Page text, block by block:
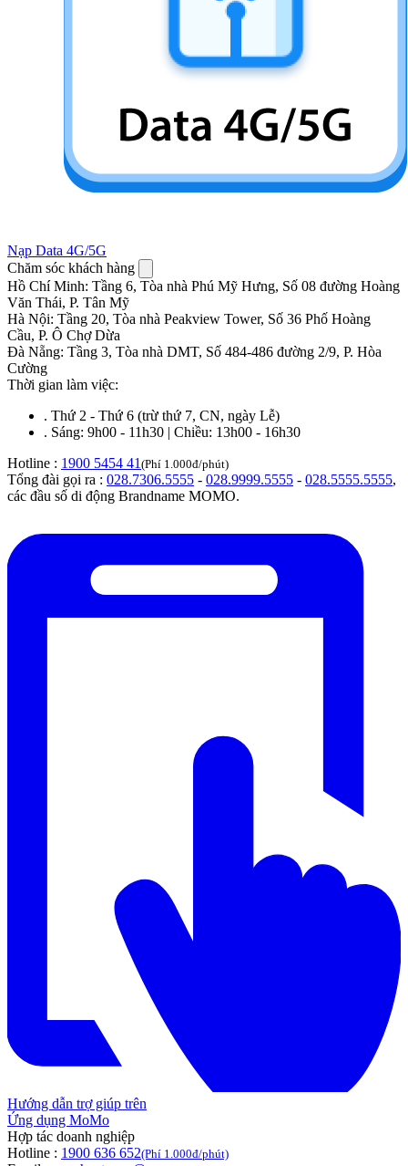
Nạp Data 4G/5G
Chăm sóc khách hàng
Hồ Chí Minh: Tầng 6, Tòa nhà Phú Mỹ Hưng, Số 08 đường Hoàng
Văn Thái, P. Tân Mỹ
Hà Nội: Tầng 20, Tòa nhà Peakview Tower, Số 36 Phố Hoàng
Cầu, P. Ô Chợ Dừa
Đà Nẵng: Tầng 3, Tòa nhà DMT, Số 484-486 đường 2/9, P. Hòa
Cường
Thời gian làm việc:
. Thứ 2 - Thứ 6 (trừ thứ 7, CN, ngày Lễ)
. Sáng: 9h00 - 11h30 | Chiều: 13h00 - 16h30
Hotline : 1900 5454 41 (Phí 1.000đ/phút)
Tổng đài gọi ra : 028.7306.5555 - 028.9999.5555 - 028.5555.5555,
các đầu số di động Brandname MOMO.
Hướng dẫn trợ giúp trên
Ứng dụng MoMo
Hợp tác doanh nghiệp
Hotline : 1900 636 652(Phí 1.000đ/phút)